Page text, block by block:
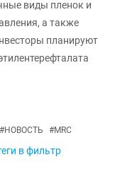
виды пленок и
а также
планируют
#НОВОСТЬ #MRC
в фильтр